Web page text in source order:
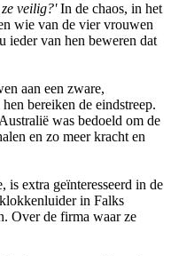
veilig?'In de chaos, in het
wie van de vier vrouwen
ieder van hen beweren dat
aan een zware,
bereiken de eindstreep.
was bedoeld om de
en zo meer kracht en
extra geïnteresseerd in de
in Falks
Over de firma waar ze